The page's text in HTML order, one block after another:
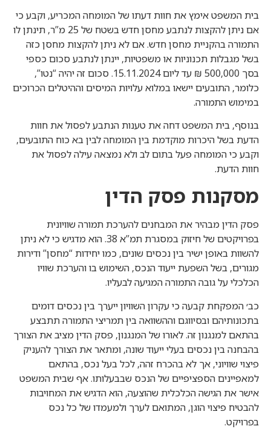
בית המשפט אימץ את חוות דעתו של המומחה המכריע, וקבע כי
אם ניתן להקצות לנתבע מחסן חדש בשטח של 25 מ”ר, תינתן לו
התמורה בהקניית מחסן חדש. אם לא ניתן להקצות מחסן כזה
בשל מגבלות תכנוניות או משפטיות, יינתן לנתבע סכום כספי
בסך 500,000 ₪ עד ליום 15.11.2024. סכום זה יהיה “נטו”,
כלומר, התובעים יישאו במלוא עלויות המיסים וההיטלים הכרוכים
במימוש התמורה.
בנוסף, בית המשפט דחה את טענות הנתבע לפסול את חוות
הדעת בשל היכרות מוקדמת בין המומחה לבין בא כוח התובעים,
וקבע כי המומחה פעל בתום לב ולא נמצאה עילה לפסול את
חוות הדעת.
מסקנות פסק הדין
פסק הדין מבהיר את המבחנים להערכת תמורה שוויונית
בפרויקטים של חיזוק במסגרת תמ”א 38. הוא מדגיש כי לא ניתן
להשוות באופן ישיר בין נכסים שונים, כמו יחידות “מחסן” ודירות
מגורים, בשל השפעת ייעוד הנכס, השימוש בו והערכת שוויו
הכלכלי על גובה התמורה המגיעה לבעליו.
כב׳ המפקחת קבעה כי עקרון השוויון ייערך בין נכסים דומים
בתכונותיהם ובסיווגם וההשוואה בין תמריצי התמורה תתבצע
בהתאם למנגנון זה. לאורו של המנגנון, פסק הדין מציב את הצורך
בהבחנה בין נכסים בעלי ייעוד שונה, ומתאר את הצורך להעניק
פיצוי שוויוני, אך לא בהכרח זהה, לכל בעל נכס, בהתאם
למאפיינים הספציפיים של הנכס שבבעלותו. אף שבית המשפט
אישר את הגישה הכלכלית שהוצעה, הוא הדגיש את המחויבות
להבטיח פיצוי הוגן, המתואם לערך ולמעמדו של כל נכס
בפרויקט.